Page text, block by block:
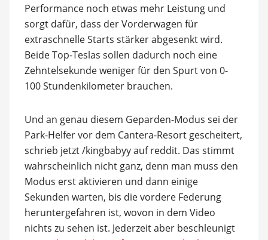
Performance noch etwas mehr Leistung und
sorgt dafür, dass der Vorderwagen für
extraschnelle Starts stärker abgesenkt wird.
Beide Top-Teslas sollen dadurch noch eine
Zehntelsekunde weniger für den Spurt von 0-
100 Stundenkilometer brauchen.
Und an genau diesem Geparden-Modus sei der
Park-Helfer vor dem Cantera-Resort gescheitert,
schrieb jetzt /kingbabyy auf reddit. Das stimmt
wahrscheinlich nicht ganz, denn man muss den
Modus erst aktivieren und dann einige
Sekunden warten, bis die vordere Federung
heruntergefahren ist, wovon in dem Video
nichts zu sehen ist. Jederzeit aber beschleunigt